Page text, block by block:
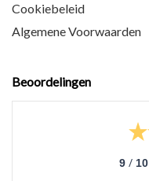
Cookiebeleid
Algemene Voorwaarden
Beoordelingen
9 / 10